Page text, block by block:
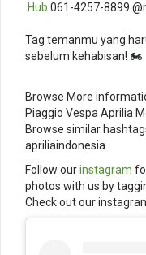
Hub 061-4257-8899
Tag temanmu yang
sebelum kehabisan! 🏍️
Browse More
Piaggio Vespa Aprilia
Browse similar
apriliaindonesia
Follow ourinstagram
photos with us by
Check out our